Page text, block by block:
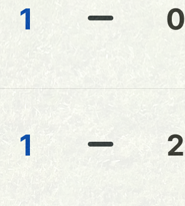
1 0
1 2